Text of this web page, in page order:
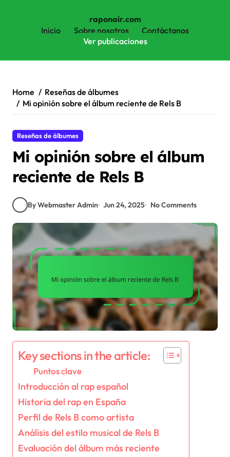
raponair.com
Inicio
Sobre nosotros
Contáctanos
Ver publicaciones
content
Home
Reseñas de álbumes
Mi opinión sobre el álbum reciente de Rels B
Reseñas de álbumes
Mi opinión sobre el álbum
reciente de Rels B
By Webmaster Admin Jun 24, 2025 No Comments
Key sections in the article:
Puntos clave
Introducción al rap español
Historia del rap en España
Perfil de Rels B como artista
Análisis del estilo musical de Rels B
Evaluación del álbum más reciente